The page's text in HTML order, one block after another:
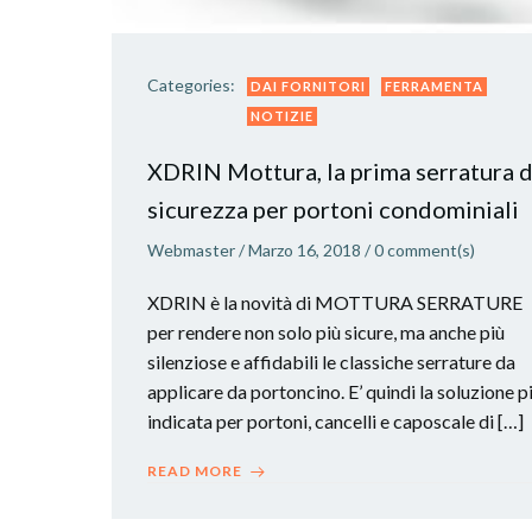
Categories: DAI FORNITORI
FERRAMENTA
NOTIZIE
XDRIN Mottura, la prima serratura
sicurezza per portoni condominiali
Webmaster/Marzo 16, 2018 /0comment(s)
XDRIN è la novità di MOTTURA SERRATURE
per rendere non solo più sicure, ma anche più
silenziose e affidabili le classiche serrature da
applicare da portoncino. E’ quindi la soluzione
indicata per portoni, cancelli e caposcale di […]
READ MORE